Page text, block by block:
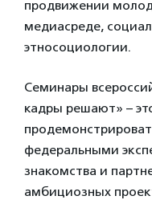
продвижении
медиасреде,
этносоциологии.
Семинары
кадры решают» –
федеральными
знакомства и
амбициозных